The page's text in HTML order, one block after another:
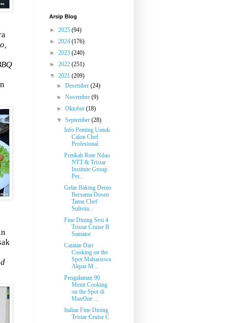
Arsip Blog
► 2025 (94)
► 2024 (176)
► 2023 (240)
► 2022 (251)
▼ 2021 (209)
►Desember(24)
►November(9)
►Oktober(18)
▼September(28)
Info Penting Untuk
Calon Chef
Profesional
Pemkab Rote Ndao
NTT & Tristar
Institute Group
Per...
Gelar Baking Demo
Bersama Dosen
Tamu Chef
Sulistia...
Fine Dining Sesi 4
Tristar Cruise B
Samator
Catatan Dari
Cooking on the
Spot Mahasiswa
Akpar M...
Pengalaman 90
Menit Cooking
on the Spot di
MaxOne ...
Italian Fine Dining
Tristar Cruise C